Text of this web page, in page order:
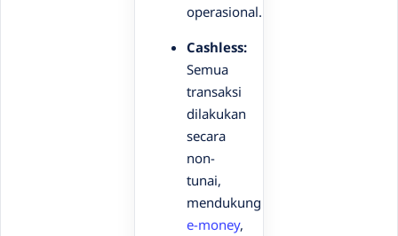
operasional.
Cashless:
Semua
transaksi
dilakukan
secara
non-
tunai,
mendukung
e-money,